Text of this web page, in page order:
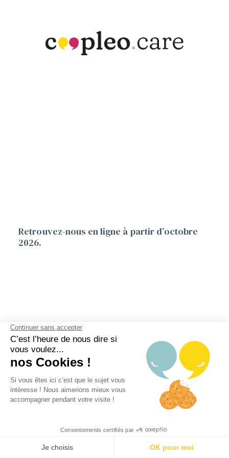
Retrouvez-nous en ligne à partir d’octobre
2026.